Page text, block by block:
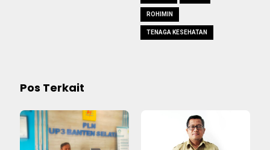
ROHIMIN
TENAGA KESEHATAN
Pos Terkait